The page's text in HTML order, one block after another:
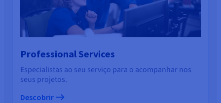
Professional Services
Especialistas ao seu serviço para o acompanhar nos
seus projetos.
Descobrir